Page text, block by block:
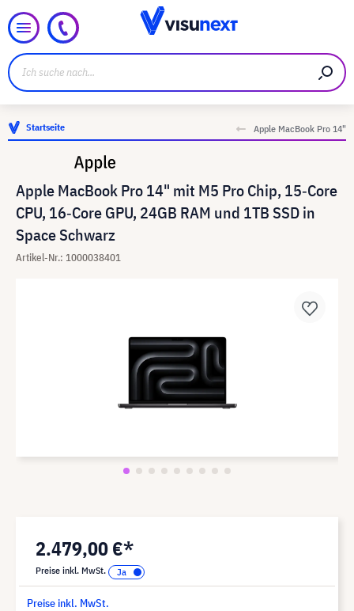
Startseite Apple MacBook Pro 14"
Apple MacBook Pro 14" mit M5 Pro Chip, 15‑Core
CPU, 16‑Core GPU, 24GB RAM und 1TB SSD in
Space Schwarz
Artikel-Nr.: 1000038401
2.479,00 €*
Preise inkl. MwSt.
Preise inkl. MwSt.